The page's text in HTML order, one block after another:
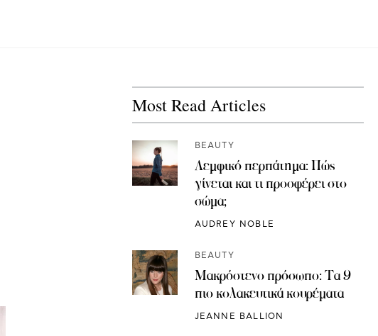
Most Read Articles
BEAUTY
Λεμφικό περπάτημα: Πώς
γίνεται και τι προσφέρει στο
σώμα;
AUDREY NOBLE
BEAUTY
Μακρόστενο πρόσωπο: Τα 9
πιο κολακευτικά κουρέματα
JEANNE BALLION